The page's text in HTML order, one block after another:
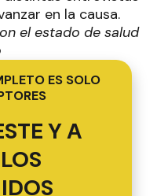
en la causa.
el estado de salud
ES SOLO
Y A